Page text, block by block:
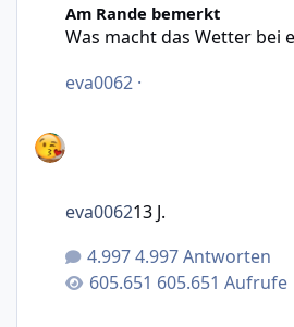
Am Rande bemerkt
Was macht das Wetter bei
eva0062 ·
4.997 Antworten
605.651 Aufrufe
eva006213 J.